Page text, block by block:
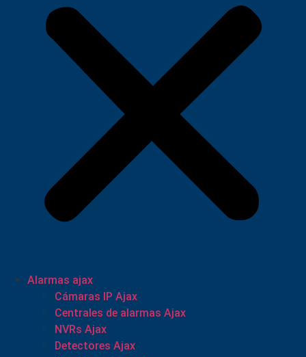
Alarmas ajax
Cámaras IP Ajax
Centrales de alarmas Ajax
NVRs Ajax
Detectores Ajax